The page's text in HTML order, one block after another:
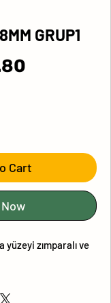
GRUP1
Cart
zımparalı ve